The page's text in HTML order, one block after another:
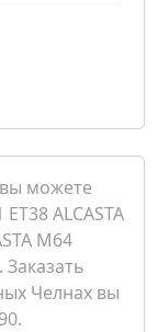
можете
ALCASTA
M64
Челнах вы